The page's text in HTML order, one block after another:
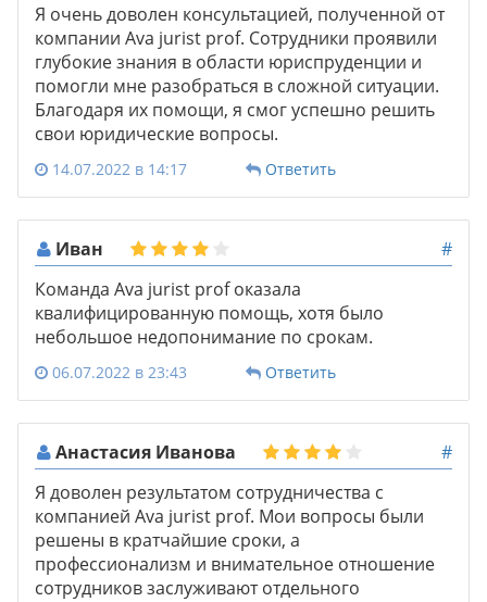
Я очень доволен консультацией, полученной от
компании Ava jurist prof. Сотрудники проявили
глубокие знания в области юриспруденции и
помогли мне разобраться в сложной ситуации.
Благодаря их помощи, я смог успешно решить
свои юридические вопросы.
14.07.2022 в 14:17 Ответить
Иван
#
Команда Ava jurist prof оказала
квалифицированную помощь, хотя было
небольшое недопонимание по срокам.
06.07.2022 в 23:43 Ответить
Анастасия Иванова
#
Я доволен результатом сотрудничества с
компанией Ava jurist prof. Мои вопросы были
решены в кратчайшие сроки, а
профессионализм и внимательное отношение
сотрудников заслуживают отдельного